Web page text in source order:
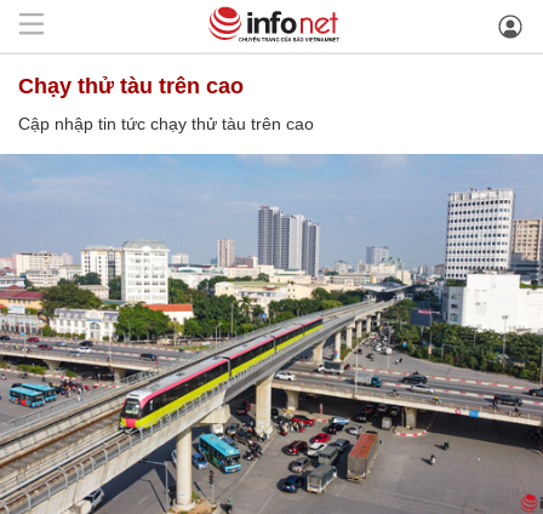
chạy thử tàu trên cao
Cập nhập tin tức chạy thử tàu trên cao